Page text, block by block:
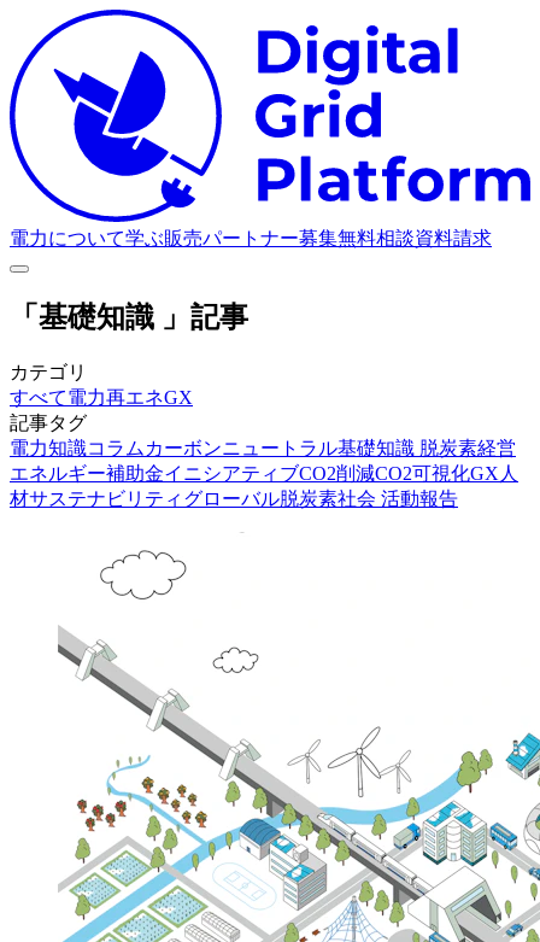
電力について学ぶ販売パートナー募集無料相談資料請求
「基礎知識 」記事
カテゴリ
すべて電力再エネGX
記事タグ
電力知識コラム カーボンニュートラル基礎知識 脱炭素経営
エネルギー補助金イニシアティブCO2削減CO2可視化GX人
材サステナビリティ グローバル脱炭素社会 活動報告